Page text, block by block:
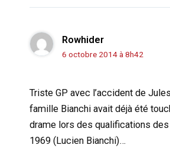
Rowhider
6 octobre 2014 à 8h42
Triste GP avec l’accident de
famille Bianchi avait déjà été
drame lors des qualifications
1969 (Lucien Bianchi)…